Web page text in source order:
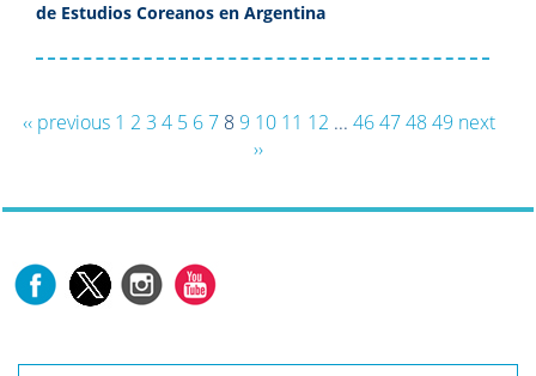
de Estudios Coreanos en Argentina
‹‹ previous 1 2 3 4 5 6 7 8 9 10 11 12 ... 46 47 48 49 next
››